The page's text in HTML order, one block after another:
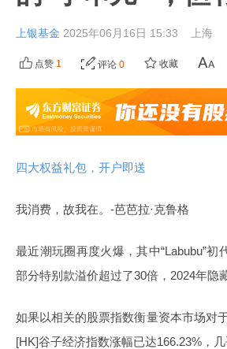
上银基金 2025年06月16日 15:33 上海
点赞 1 评论 0 收藏
四大权益礼包，开户即送
我消费，故我在。-芭芭拉·克鲁格
最近潮玩圈再度火爆，其中“Labubu”
部分特别款溢价超过了30倍，2024年隐
如果以相关的股票指数衡量资本市场对
[HK]谷子经济指数涨幅已达166.23%，